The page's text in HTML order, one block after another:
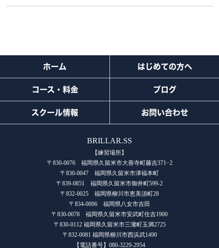
ホーム はじめての方へ
コース・料金 ブログ
スクール情報 お問い合わせ
BRILLAR.SS
【練習場所】
〒830-0076 福岡県久留米市大善寺町藤吉371−2
〒830-0047 福岡県久留米市津福本町
〒839-0851 福岡県久留米市御井町599-2
〒832-0025 福岡県柳川市恵美須町28
〒834-0006 福岡県八女市吉田
〒830-0078 福岡県久留米市安武町住吉1900
〒830-0112 福岡県久留米市三潴町玉満2725
〒832-0081 福岡県柳川市西浜武1490
【電話番号】080-3229-2954